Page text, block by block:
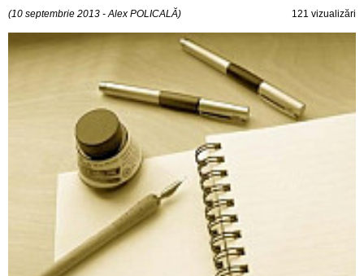
(10 septembrie 2013 - Alex POLICALĂ) 121 vizualizări